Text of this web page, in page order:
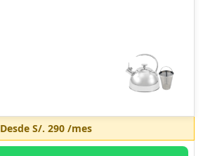
Desde S/. 290/mes